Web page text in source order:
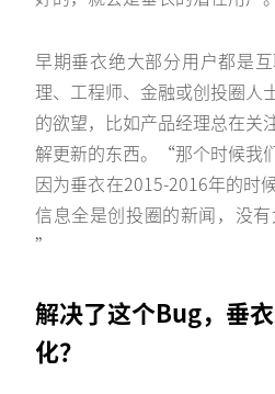
早期垂衣绝大部分用户都是
理、工程师、金融或创投圈人
的欲望，比如产品经理总在关
解更新的东西。“那个时候我
因为垂衣在2015-2016年的时
信息全是创投圈的新闻，没有
”
解决了这个Bug，垂
化？